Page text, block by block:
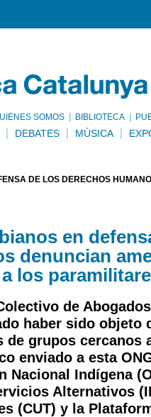
SOMOS BIBLIOTECA
DEBATES MÚSICA
DE LOS DERECHOS
en
denuncian
los
de
haber sido objeto
de grupos cercanos
enviado a esta
Nacional Indígena
Alternativos
(CUT) y la